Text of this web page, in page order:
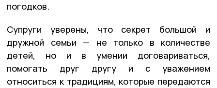
погодков.
Супруги уверены, что секрет большой и
дружной семьи — не только в количестве
детей, но и в умении договариваться,
помогать друг другу и с уважением
относиться к традициям, которые передаются